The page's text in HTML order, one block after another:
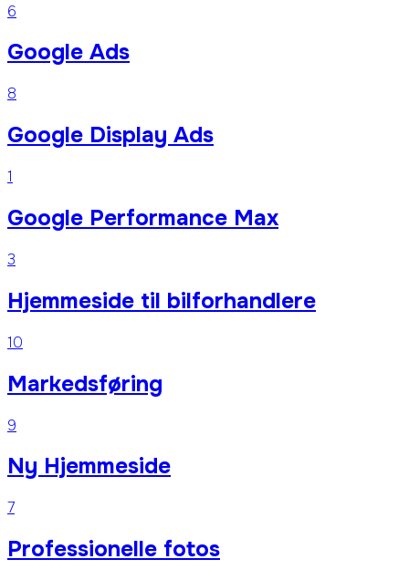
6
Google Ads
8
Google Display Ads
1
Google Performance Max
3
Hjemmeside til bilforhandlere
10
Markedsføring
9
Ny Hjemmeside
7
Professionelle fotos